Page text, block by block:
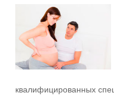
квалифицированных